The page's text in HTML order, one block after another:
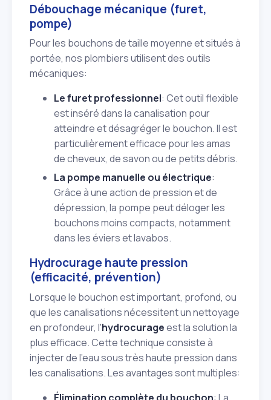
Débouchage mécanique (furet,
pompe)
Pour les bouchons de taille moyenne et situés à
portée, nos plombiers utilisent des outils
mécaniques:
Le furet professionnel: Cet outil flexible
est inséré dans la canalisation pour
atteindre et désagréger le bouchon. Il est
particulièrement efficace pour les amas
de cheveux, de savon ou de petits débris.
La pompe manuelle ou électrique:
Grâce à une action de pression et de
dépression, la pompe peut déloger les
bouchons moins compacts, notamment
dans les éviers et lavabos.
Hydrocurage haute pression
(efficacité, prévention)
Lorsque le bouchon est important, profond, ou
que les canalisations nécessitent un nettoyage
en profondeur, l'hydrocurageest la solution la
plus efficace. Cette technique consiste à
injecter de l'eau sous très haute pression dans
les canalisations. Les avantages sont multiples: